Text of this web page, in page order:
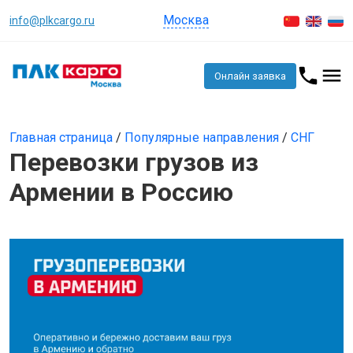
info@plkcargo.ru Москва
Онлайн заявка
Главная страница / Популярные направления / СНГ
Перевозки грузов из
Армении в Россию